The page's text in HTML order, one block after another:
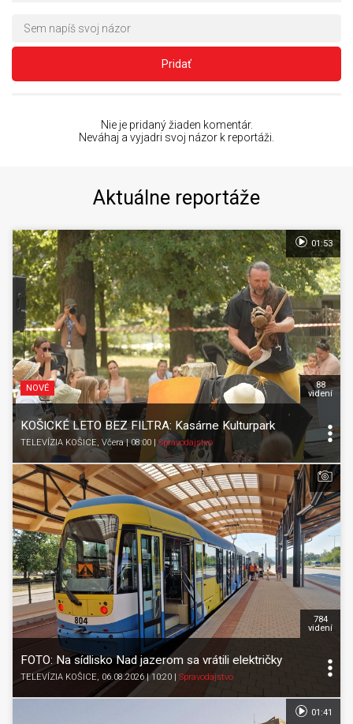
Pridať
Nie je pridaný žiaden komentár.
Neváhaj a vyjadri svoj názor k reportáži.
Aktuálne reportáže
NOVÉ
KOŠICKÉ LETO BEZ FILTRA: Kasárne Kulturpark
TELEVÍZIA KOŠICE, Včera | 08:00 |Spravodajstvo
88
videní
01:53
FOTO: Na sídlisko Nad jazerom sa vrátili električky
TELEVÍZIA KOŠICE, 06.08.2026 | 10:20 Spravodajstvo
784
videní
01:41